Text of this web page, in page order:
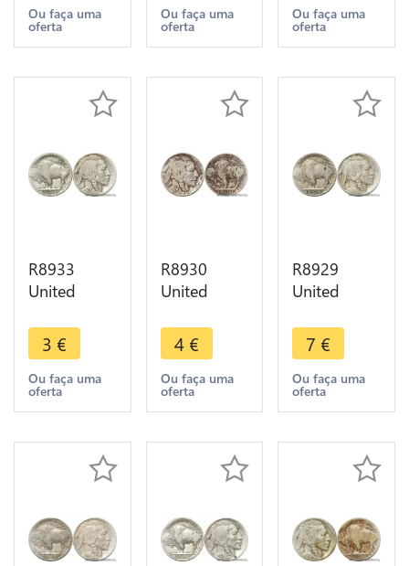
1935 ->
Make offer
Ou faça uma
oferta
1935 D
Denver ->
Ou faça uma
oferta
1936 D
Denver ->
Ou faça uma
oferta
R8933
United
5 Cents
Buffalo
1937 D
Denver ->
3 €
Ou faça uma
oferta
R8930
United
5 Cents
Buffalo
1926 ->
Make offer
4 €
Ou faça uma
oferta
R8929
United
5 Cents
Buffalo
1916 ->
Make offer
7 €
Ou faça uma
oferta